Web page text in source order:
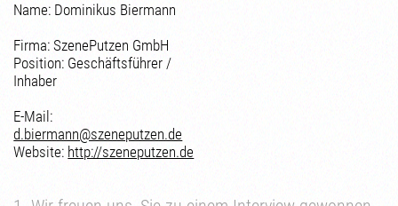
Name: Dominikus Biermann
Firma: SzenePutzen GmbH
Position: Geschäftsführer /
Inhaber
E-Mail:
d.biermann@szeneputzen.de
Website: http://szeneputzen.de